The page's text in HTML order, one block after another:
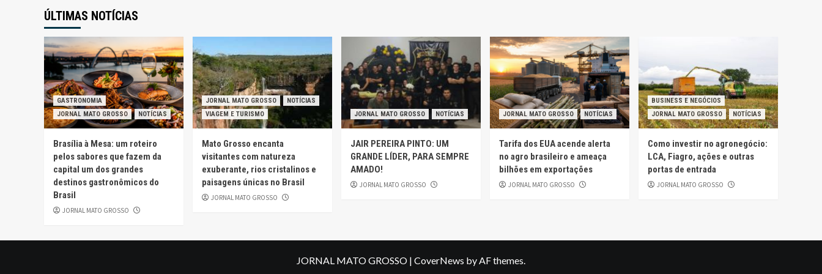
ÚLTIMAS NOTÍCIAS
GASTRONOMIA
JORNAL MATO GROSSO
NOTÍCIAS
Brasília à Mesa: um roteiro
pelos sabores que fazem da
capital um dos grandes
destinos gastronômicos do
Brasil
JORNAL MATO GROSSO
JORNAL MATO GROSSO
NOTÍCIAS
VIAGEM E TURISMO
Mato Grosso encanta
visitantes com natureza
exuberante, rios cristalinos e
paisagens únicas no Brasil
JORNAL MATO GROSSO
JORNAL MATO GROSSO NOTÍCIAS
JAIR PEREIRA PINTO: UM
GRANDE LÍDER, PARA SEMPRE
AMADO!
JORNAL MATO GROSSO
JORNAL MATO GROSSO NOTÍCIAS
Tarifa dos EUA acende alerta
no agro brasileiro e ameaça
bilhões em exportações
JORNAL MATO GROSSO
BUSINESS E NEGÓCIOS
JORNAL MATO GROSSO
NOTÍCIAS
Como investir no agronegócio:
LCA, Fiagro, ações e outras
portas de entrada
JORNAL MATO GROSSO
JORNAL MATO GROSSO | CoverNews by AF themes.